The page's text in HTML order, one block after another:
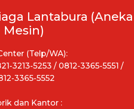
Lantabura (Aneka
Mesin)
(Telp/WA):
3213-5253 / 0812-3365-5551 /
3365-5552
dan Kantor :